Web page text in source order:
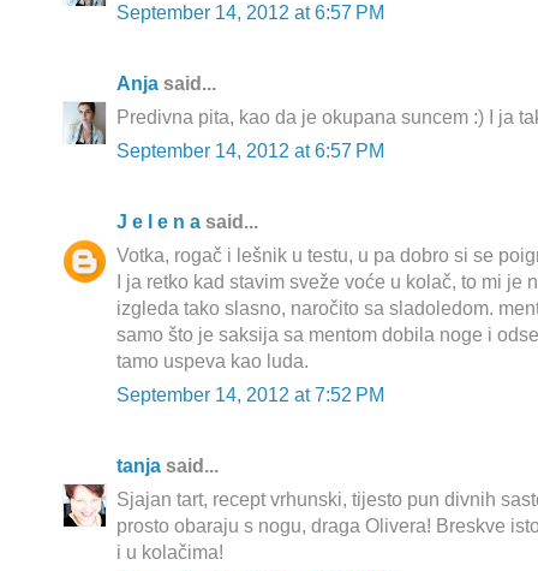
September 14, 2012 at 6:57 PM
Anja said...
Predivna pita, kao da je okupana suncem :) I ja
September 14, 2012 at 6:57 PM
J e l e n a said...
Votka, rogač i lešnik u testu, u pa dobro si se
I ja retko kad stavim sveže voće u kolač, to mi je
izgleda tako slasno, naročito sa sladoledom.
samo što je saksija sa mentom dobila noge i
tamo uspeva kao luda.
September 14, 2012 at 7:52 PM
tanja said...
Sjajan tart, recept vrhunski, tijesto pun divnih
prosto obaraju s nogu, draga Olivera! Breskve
i u kolačima!